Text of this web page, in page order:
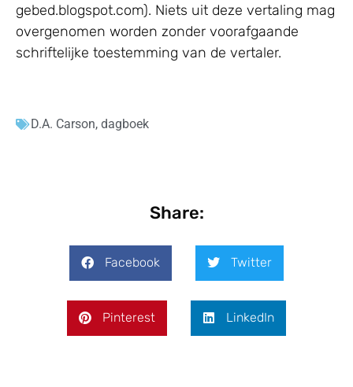
gebed.blogspot.com). Niets uit deze vertaling mag
overgenomen worden zonder voorafgaande
schriftelijke toestemming van de vertaler.
D.A. Carson, dagboek
Share:
Facebook Twitter
Pinterest LinkedIn